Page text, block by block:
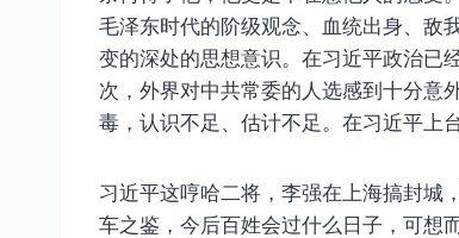
毛泽东时代的阶级观念、血统出身、敌
变的深处的思想意识。在习近平政治已
次，外界对中共常委的人选感到十分意
毒，认识不足、估计不足。在习近平上
习近平这哼哈二将，李强在上海搞封城
车之鉴，今后百姓会过什么日子，可想